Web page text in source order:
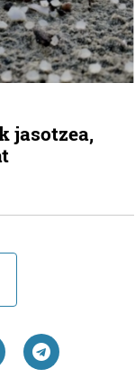
jasotzea,